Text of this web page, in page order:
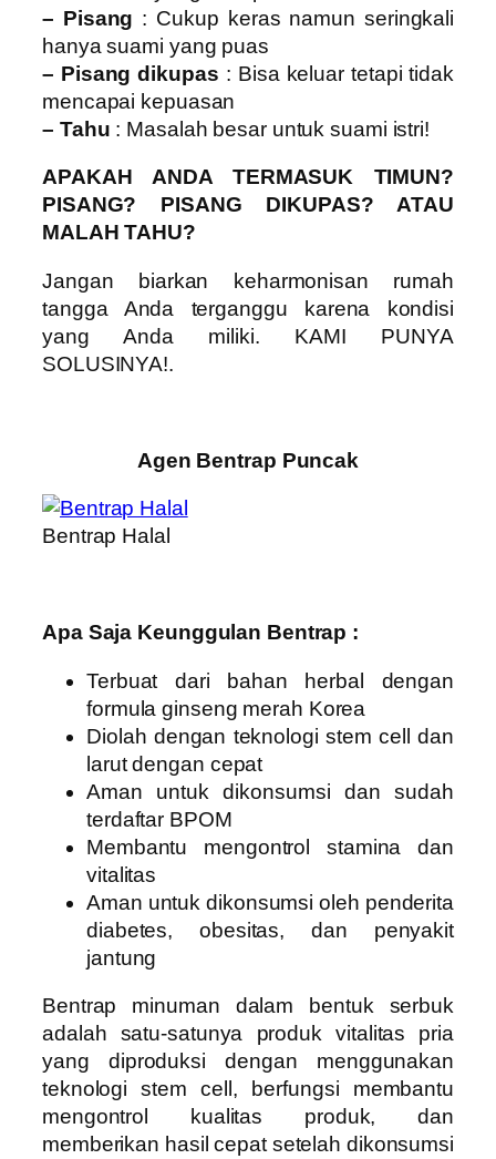
– Pisang : Cukup keras namun seringkali
hanya suami yang puas
– Pisang dikupas : Bisa keluar tetapi tidak
mencapai kepuasan
– Tahu : Masalah besar untuk suami istri!
APAKAH ANDA TERMASUK TIMUN?
PISANG? PISANG DIKUPAS? ATAU
MALAH TAHU?
Jangan biarkan keharmonisan rumah
tangga Anda terganggu karena kondisi
yang Anda miliki. KAMI PUNYA
SOLUSINYA!.
Agen Bentrap Puncak
Bentrap Halal
Apa Saja Keunggulan Bentrap :
Terbuat dari bahan herbal dengan
formula ginseng merah Korea
Diolah dengan teknologi stem cell dan
larut dengan cepat
Aman untuk dikonsumsi dan sudah
terdaftar BPOM
Membantu mengontrol stamina dan
vitalitas
Aman untuk dikonsumsi oleh penderita
diabetes, obesitas, dan penyakit
jantung
Bentrap minuman dalam bentuk serbuk
adalah satu-satunya produk vitalitas pria
yang diproduksi dengan menggunakan
teknologi stem cell, berfungsi membantu
mengontrol kualitas produk, dan
memberikan hasil cepat setelah dikonsumsi